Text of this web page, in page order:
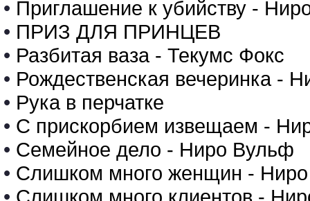
• Приглашение к убийству -
• ПРИЗ ДЛЯ ПРИНЦЕВ
• Разбитая ваза - Текумс Фокс
• Рождественская вечеринка -
• Рука в перчатке
• С прискорбием извещаем -
• Семейное дело - Ниро Вульф
• Слишком много женщин -